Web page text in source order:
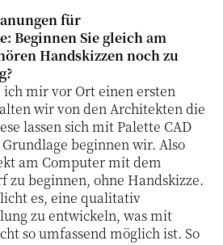
für
Beginnen Sie gleich am
Handskizzen noch zu
ich mir vor Ort einen ersten
wir von den Architekten die
lassen sich mit Palette CAD
beginnen wir. Also
am Computer mit dem
beginnen, ohne Handskizze.
es, eine qualitativ
zu entwickeln, was mit
so umfassend möglich ist. So